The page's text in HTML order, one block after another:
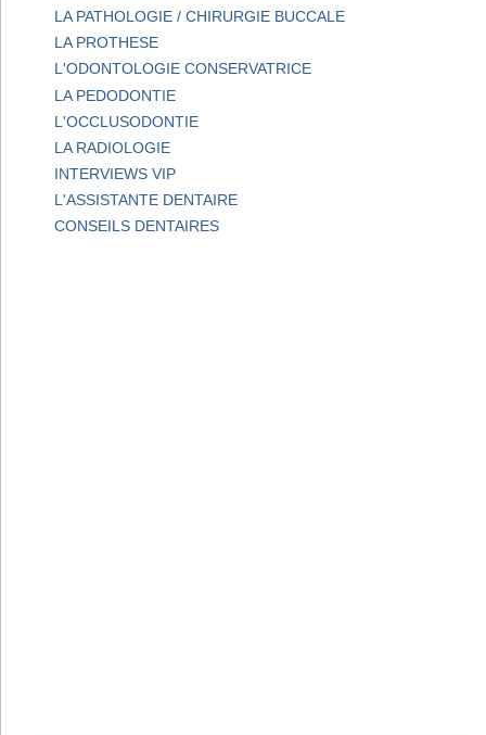
LA PATHOLOGIE / CHIRURGIE BUCCALE
LA PROTHESE
L'ODONTOLOGIE CONSERVATRICE
LA PEDODONTIE
L'OCCLUSODONTIE
LA RADIOLOGIE
INTERVIEWS VIP
L'ASSISTANTE DENTAIRE
CONSEILS DENTAIRES